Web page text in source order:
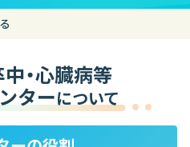
・心臓病等
ターについて